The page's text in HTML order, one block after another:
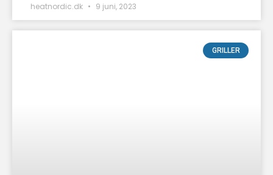
heatnordic.dk 9 juni, 2023
GRILLER